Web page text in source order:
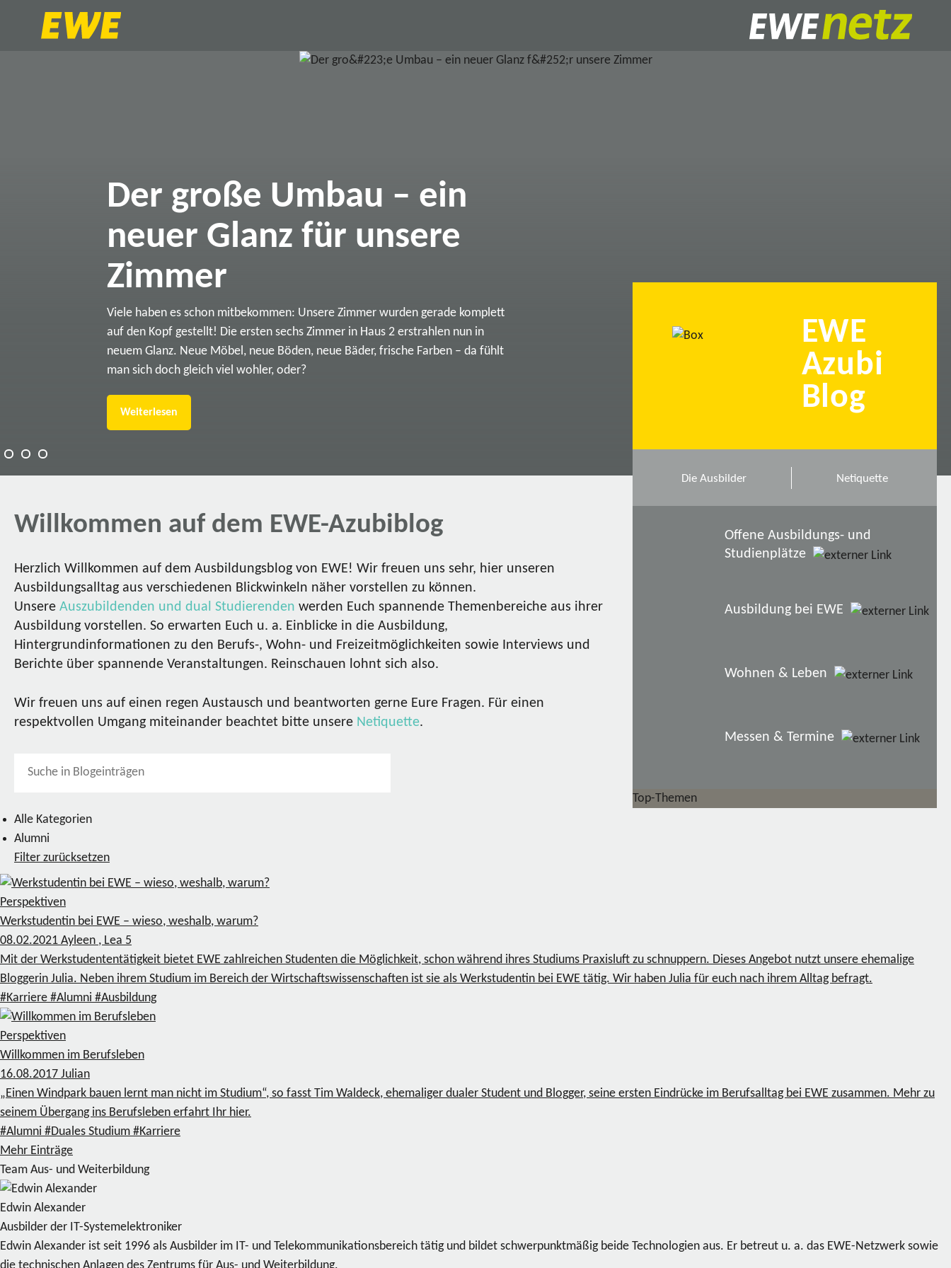
Der große Umbau – ein
neuer Glanz für unsere
Zimmer
Viele haben es schon mitbekommen: Unsere Zimmer wurden gerade komplett
auf den Kopf gestellt! Die ersten sechs Zimmer in Haus 2 erstrahlen nun in
neuem Glanz. Neue Möbel, neue Böden, neue Bäder, frische Farben – da fühlt
man sich doch gleich viel wohler, oder?
Weiterlesen
Willkommen auf dem EWE-Azubiblog
Herzlich Willkommen auf dem Ausbildungsblog von EWE! Wir freuen uns sehr, hier unseren
Ausbildungsalltag aus verschiedenen Blickwinkeln näher vorstellen zu können.
Unsere Auszubildenden und dual Studierenden werden Euch spannende Themenbereiche aus ihrer
Ausbildung vorstellen. So erwarten Euch u. a. Einblicke in die Ausbildung,
Hintergrundinformationen zu den Berufs-, Wohn- und Freizeitmöglichkeiten sowie Interviews und
Berichte über spannende Veranstaltungen. Reinschauen lohnt sich also.
Wir freuen uns auf einen regen Austausch und beantworten gerne Eure Fragen. Für einen
respektvollen Umgang miteinander beachtet bitte unsere Netiquette.
Alle Kategorien
Alumni
Filter zurücksetzen
EWE
Azubi
Blog
Die Ausbilder Netiquette
Offene Ausbildungs- und
Studienplätze
Ausbildung bei EWE
Wohnen & Leben
Messen & Termine
Top-Themen
Perspektiven
Werkstudentin bei EWE – wieso, weshalb, warum?
08.02.2021 Ayleen , Lea 5
Mit der Werkstudententätigkeit bietet EWE zahlreichen Studenten die Möglichkeit, schon während ihres Studiums Praxisluft zu schnuppern. Dieses Angebot nutzt unsere ehemalige
Bloggerin Julia. Neben ihrem Studium im Bereich der Wirtschaftswissenschaften ist sie als Werkstudentin bei EWE tätig. Wir haben Julia für euch nach ihrem Alltag befragt.
#Karriere #Alumni #Ausbildung
Perspektiven
Willkommen im Berufsleben
16.08.2017 Julian
„Einen Windpark bauen lernt man nicht im Studium“, so fasst Tim Waldeck, ehemaliger dualer Student und Blogger, seine ersten Eindrücke im Berufsalltag bei EWE zusammen. Mehr zu
seinem Übergang ins Berufsleben erfahrt Ihr hier.
#Alumni #Duales Studium #Karriere
Mehr Einträge
Team Aus- und Weiterbildung
Edwin Alexander
Ausbilder der IT-Systemelektroniker
Edwin Alexander ist seit 1996 als Ausbilder im IT- und Telekommunikationsbereich tätig und bildet schwerpunktmäßig beide Technologien aus. Er betreut u. a. das EWE-Netzwerk sowie